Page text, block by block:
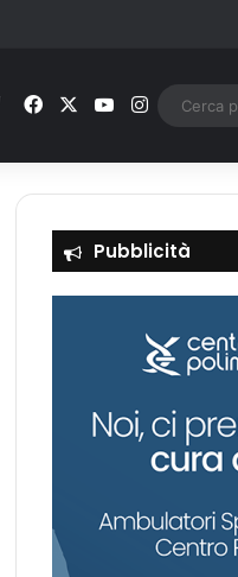
Facebook You TubeInstagram
Pubblicità